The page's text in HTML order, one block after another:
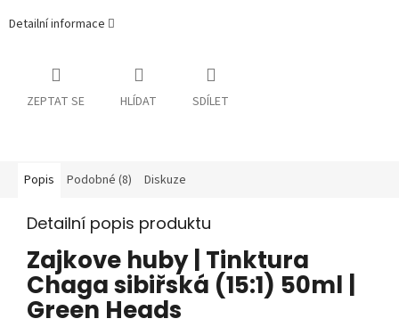
Detailní informace
ZEPTAT SE HLÍDAT SDÍLET
Popis Podobné (8) Diskuze
Detailní popis produktu
Zajkove huby | Tinktura
Chaga sibiřská (15:1) 50ml |
Green Heads